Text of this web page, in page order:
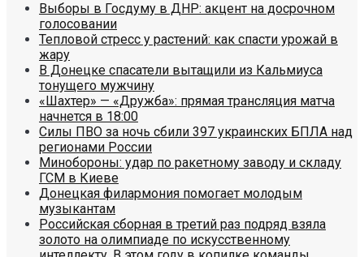
Выборы в Госдуму в ДНР: акцент на досрочном
голосовании
Тепловой стресс у растений: как спасти урожай в
жару
В Донецке спасатели вытащили из Кальмиуса
тонущего мужчину
«Шахтер» — «Дружба»: прямая трансляция матча
начнется в 18:00
Силы ПВО за ночь сбили 397 украинских БПЛА над
регионами России
Минобороны: удар по ракетному заводу и складу
ГСМ в Киеве
Донецкая филармония помогает молодым
музыкантам
Российская сборная в третий раз подряд взяла
золото на олимпиаде по искусственному